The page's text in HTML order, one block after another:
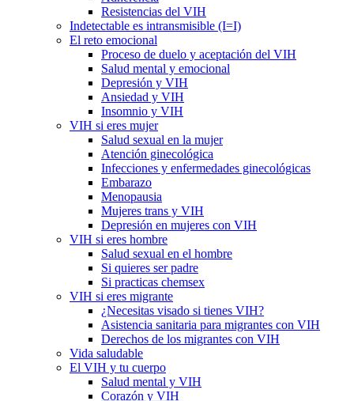
Resistencias del VIH
Indetectable es intransmisible (I=I)
El reto emocional
Proceso de duelo y aceptación del VIH
Salud mental y emocional
Depresión y VIH
Ansiedad y VIH
Insomnio y VIH
VIH si eres mujer
Salud sexual en la mujer
Atención ginecológica
Infecciones y enfermedades ginecológicas
Embarazo
Menopausia
Mujeres trans y VIH
Depresión en mujeres con VIH
VIH si eres hombre
Salud sexual en el hombre
Si quieres ser padre
Si practicas chemsex
VIH si eres migrante
¿Necesitas visado si tienes VIH?
Asistencia sanitaria para migrantes con VIH
Derechos de los migrantes con VIH
Vida saludable
El VIH y tu cuerpo
Salud mental y VIH
Corazón y VIH